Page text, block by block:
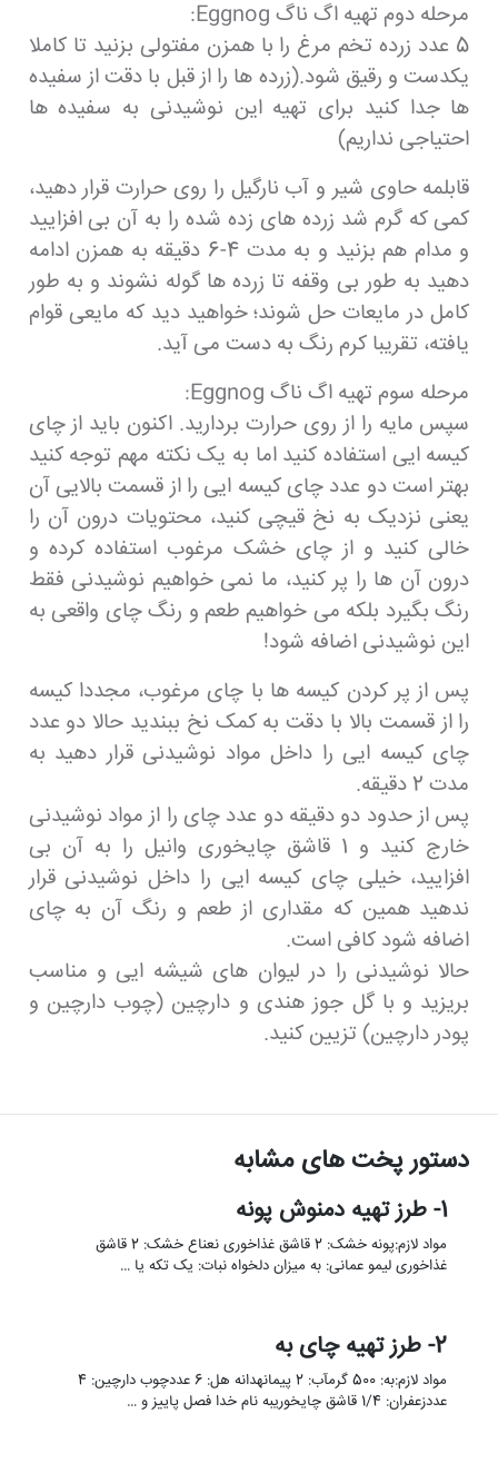
مرحله دوم تهیه اگ ناگ Eggnog:
5 عدد زرده تخم مرغ را با همزن مفتولی بزنید تا کاملا
یکدست و رقیق شود.(زرده ها را از قبل با دقت از سفیده
ها جدا کنید برای تهیه این نوشیدنی به سفیده ها
احتیاجی نداریم)
قابلمه حاوی شیر و آب نارگیل را روی حرارت قرار دهید،
کمی که گرم شد زرده های زده شده را به آن بی افزایید
و مدام هم بزنید و به مدت 4-6 دقیقه به همزن ادامه
دهید به طور بی وقفه تا زرده ها گوله نشوند و به طور
کامل در مایعات حل شوند؛ خواهید دید که مایعی قوام
یافته، تقریبا کرم رنگ به دست می آید.
مرحله سوم تهیه اگ ناگ Eggnog:
سپس مایه را از روی حرارت بردارید. اکنون باید از چای
کیسه ایی استفاده کنید اما به یک نکته مهم توجه کنید
بهتر است دو عدد چای کیسه ایی را از قسمت بالایی آن
یعنی نزدیک به نخ قیچی کنید، محتویات درون آن را
خالی کنید و از چای خشک مرغوب استفاده کرده و
درون آن ها را پر کنید، ما نمی خواهیم نوشیدنی فقط
رنگ بگیرد بلکه می خواهیم طعم و رنگ چای واقعی به
این نوشیدنی اضافه شود!
پس از پر کردن کیسه ها با چای مرغوب، مجددا کیسه
را از قسمت بالا با دقت به کمک نخ ببندید حالا دو عدد
چای کیسه ایی را داخل مواد نوشیدنی قرار دهید به
مدت 2 دقیقه.
پس از حدود دو دقیقه دو عدد چای را از مواد نوشیدنی
خارج کنید و 1 قاشق چایخوری وانیل را به آن بی
افزایید، خیلی چای کیسه ایی را داخل نوشیدنی قرار
ندهید همین که مقداری از طعم و رنگ آن به چای
اضافه شود کافی است.
حالا نوشیدنی را در لیوان های شیشه ایی و مناسب
بریزید و با گل جوز هندی و دارچین (چوب دارچین و
پودر دارچین) تزیین کنید.
دستور پخت های مشابه
1- طرز تهیه دمنوش پونه
مواد لازم:پونه خشک: 2 قاشق غذاخوری نعناع خشک: 2 قاشق
غذاخوری لیمو عمانی: به میزان دلخواه نبات: یک تکه یا …
2- طرز تهیه چای به
مواد لازم:به: 500 گرمآب: 2 پیمانهدانه هل: 6 عددچوب دارچین: 4
عددزعفران: 1/4 قاشق چایخوریبه نام خدا فصل پاییز و …